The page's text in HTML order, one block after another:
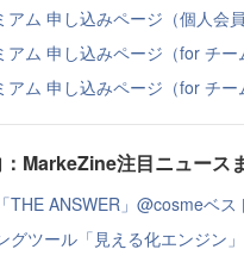
ム 申し込みページ（個人会員
ム 申し込みページ（for チー
ム 申し込みページ（for チー
MarkeZine注目ニュース
THE ANSWER」@cosmeベ
グツール「見える化エンジン